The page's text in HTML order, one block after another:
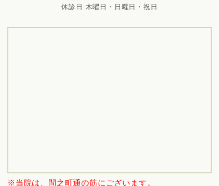
休診日:木曜日・日曜日・祝日
※当院は、間之町通の筋にございます。